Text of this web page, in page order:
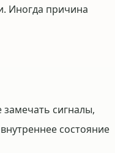
Иногда причина
сигналы,
состояние